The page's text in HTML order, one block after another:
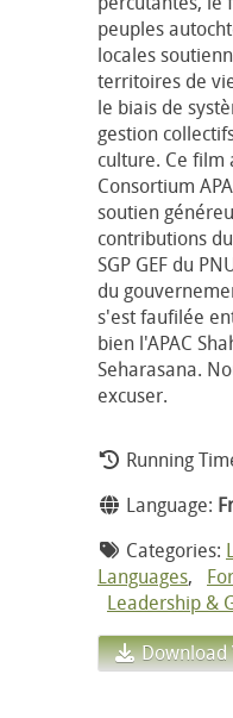
peuples
locales
territoires de
le biais de
gestion
culture. Ce film
Consortium
soutien
contributions
SGP GEF du
du
s'est faufilée
bien l'APAC
Seharasana.
excuser.
Running
Language:
Categories:
Languages,
Leadership &
Download